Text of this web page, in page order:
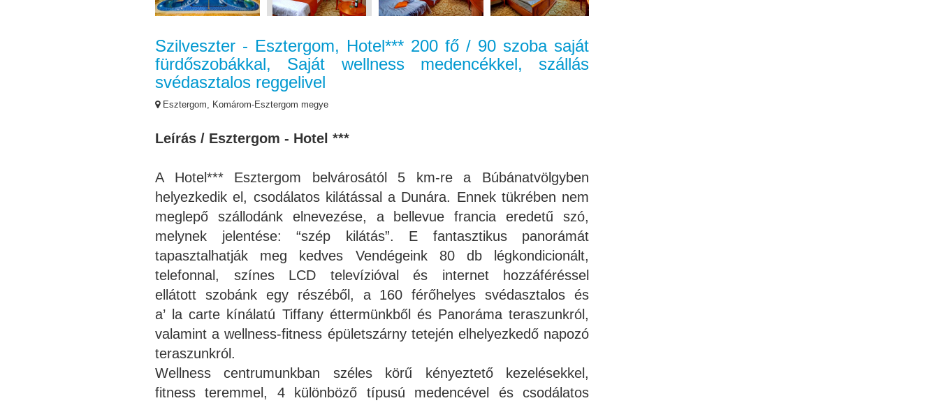
Szilveszter - Esztergom, Hotel*** 200 fő / 90 szoba saját
fürdőszobákkal, Saját wellness medencékkel, szállás
svédasztalos reggelivel
Esztergom, Komárom-Esztergom megye
Leírás / Esztergom - Hotel ***
A Hotel*** Esztergom belvárosától 5 km-re a Búbánatvölgyben
helyezkedik el, csodálatos kilátással a Dunára. Ennek tükrében nem
meglepő szállodánk elnevezése, a bellevue francia eredetű szó,
melynek jelentése: “szép kilátás”. E fantasztikus panorámát
tapasztalhatják meg kedves Vendégeink 80 db légkondicionált,
telefonnal, színes LCD televízióval és internet hozzáféréssel
ellátott szobánk egy részéből, a 160 férőhelyes svédasztalos és
a’ la carte kínálatú Tiffany éttermünkből és Panoráma teraszunkról,
valamint a wellness-fitness épületszárny tetején elhelyezkedő napozó
teraszunkról.
Wellness centrumunkban széles körű kényeztető kezelésekkel,
fitness teremmel, 4 különböző típusú medencével és csodálatos